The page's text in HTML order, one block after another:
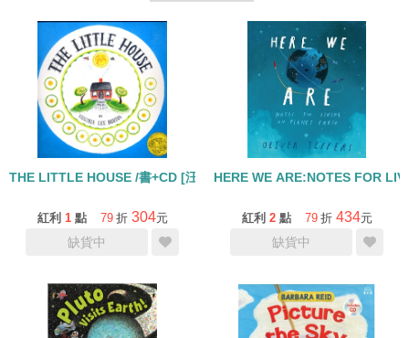
THE LITTLE HOUSE /書+CD [汪培珽英文書單]
紅利 1 點 79 折 304元
缺貨中
HERE WE ARE:NOTES FOR
紅利 2 點 79 折 434元
缺貨中